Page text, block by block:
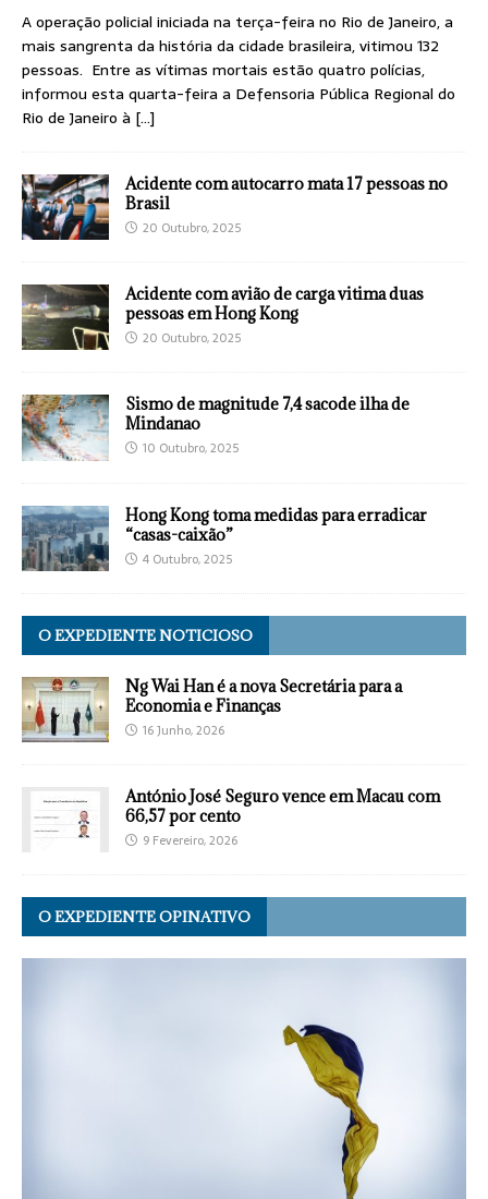
A operação policial iniciada na terça-feira no Rio de Janeiro, a
mais sangrenta da história da cidade brasileira, vitimou 132
pessoas. Entre as vítimas mortais estão quatro polícias,
informou esta quarta-feira a Defensoria Pública Regional do
Rio de Janeiro à […]
Acidente com autocarro mata 17 pessoas no
Brasil
20 Outubro, 2025
Acidente com avião de carga vitima duas
pessoas em Hong Kong
20 Outubro, 2025
Sismo de magnitude 7,4 sacode ilha de
Mindanao
10 Outubro, 2025
Hong Kong toma medidas para erradicar
“casas-caixão”
4 Outubro, 2025
O EXPEDIENTE NOTICIOSO
Ng Wai Han é a nova Secretária para a
Economia e Finanças
16 Junho, 2026
António José Seguro vence em Macau com
66,57 por cento
9 Fevereiro, 2026
O EXPEDIENTE OPINATIVO